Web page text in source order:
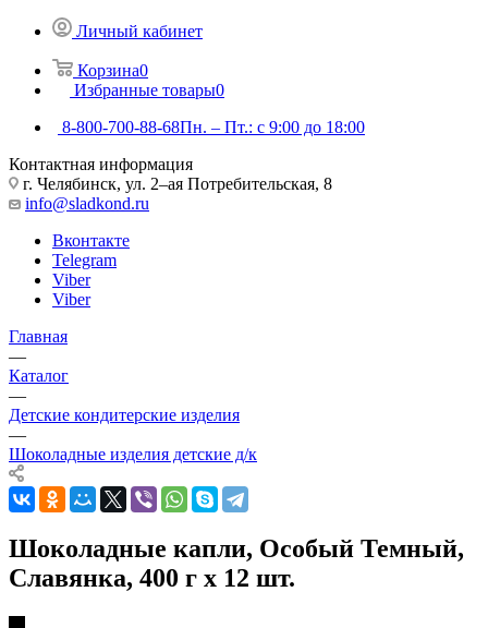
Личный кабинет
Корзина0
Избранные товары0
8-800-700-88-68Пн. – Пт.: с 9:00 до 18:00
Контактная информация
г. Челябинск, ул. 2–ая Потребительская, 8
info@sladkond.ru
Вконтакте
Telegram
Viber
Viber
Главная
—
Каталог
—
Детские кондитерские изделия
—
Шоколадные изделия детские д/к
Шоколадные капли, Особый Темный,
Славянка, 400 г х 12 шт.